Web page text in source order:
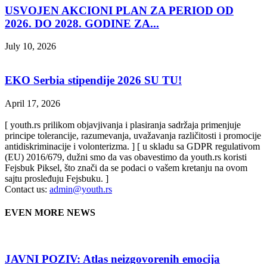
USVOJEN AKCIONI PLAN ZA PERIOD OD
2026. DO 2028. GODINE ZA...
July 10, 2026
EKO Serbia stipendije 2026 SU TU!
April 17, 2026
[ youth.rs prilikom objavjivanja i plasiranja sadržaja primenjuje
principe tolerancije, razumevanja, uvažavanja različitosti i promocije
antidiskriminacije i volonterizma. ] [ u skladu sa GDPR regulativom
(EU) 2016/679, dužni smo da vas obavestimo da youth.rs koristi
Fejsbuk Piksel, što znači da se podaci o vašem kretanju na ovom
sajtu prosleđuju Fejsbuku. ]
Contact us: admin@youth.rs
EVEN MORE NEWS
JAVNI POZIV: Atlas neizgovorenih emocija